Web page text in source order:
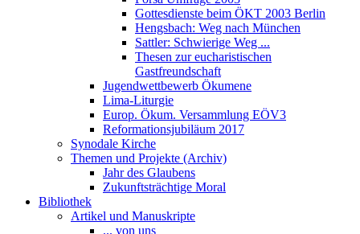
Gottesdienste beim ÖKT 2003 Berlin
Hengsbach: Weg nach München
Sattler: Schwierige Weg ...
Thesen zur eucharistischen
Gastfreundschaft
Jugendwettbewerb Ökumene
Lima-Liturgie
Europ. Ökum. Versammlung EÖV3
Reformationsjubiläum 2017
Synodale Kirche
Themen und Projekte (Archiv)
Jahr des Glaubens
Zukunftsträchtige Moral
Bibliothek
Artikel und Manuskripte
... von uns